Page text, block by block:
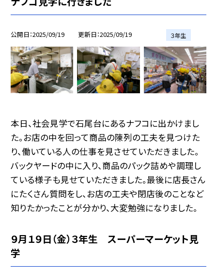
公開日 2025/09/19 更新日 2025/09/19 ３年生
本日、社会見学で石尾台にあるナフコに出かけまし
た。お店の中を回って商品の陳列の工夫を見つけた
り、働いている人の仕事を見させていただきました。
バックヤードの中に入り、商品のパック詰めや調理し
ている様子も見せていただきました。最後に店長さん
にたくさん質問をし、お店の工夫や閉店後のことなど
知りたかったことが分かり、大変勉強になりました。
９月１９日（金）３年生 スーパーマーケット見
学